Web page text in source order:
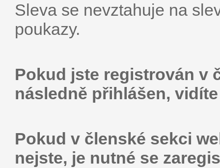
Sleva se nevztahuje na
poukazy.
Pokud jste registrován v
následně přihlášen,
Pokud v členské sekci
nejste, je nutné se